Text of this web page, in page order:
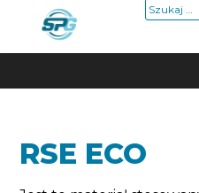
content
Szukaj:
RSE ECO